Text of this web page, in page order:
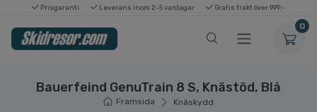
Prisgaranti Leverans inom 2-5 vardagar Gratis frakt över 999:-
0
Bauerfeind GenuTrain 8 S, Knästöd, Blå
Framsida Knäskydd